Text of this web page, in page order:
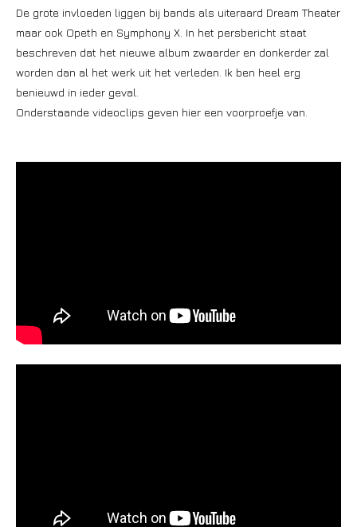
De grote invloeden liggen bij bands als uiteraard Dream Theater
maar ook Opeth en Symphony X. In het persbericht staat
beschreven dat het nieuwe album zwaarder en donkerder zal
worden dan al het werk uit het verleden. Ik ben heel erg
benieuwd in ieder geval.
Onderstaande videoclips geven hier een voorproefje van.